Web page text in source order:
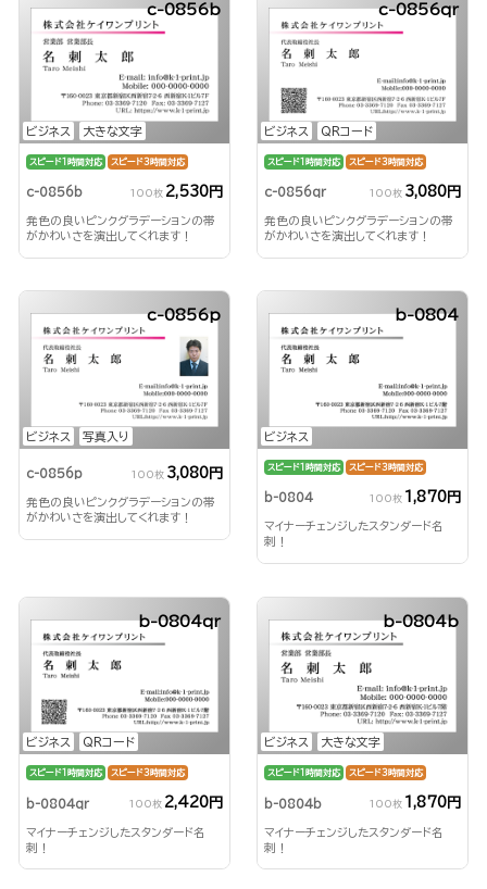
ビジネス 大きな文字
c-0856b
スピード1時間対応 スピード3時間対応
c-0856b 100枚 2,530円
発色の良いピンクグラデーションの帯
がかわいさを演出してくれます！
ビジネス QRコード
c-0856qr
スピード1時間対応 スピード3時間対応
c-0856qr 100枚 3,080円
発色の良いピンクグラデーションの帯
がかわいさを演出してくれます！
ビジネス 写真入り
c-0856p
c-0856p 100枚 3,080円
発色の良いピンクグラデーションの帯
がかわいさを演出してくれます！
ビジネス
b-0804
スピード1時間対応 スピード3時間対応
b-0804 100枚 1,870円
マイナーチェンジしたスタンダード名
刺！
ビジネス QRコード
b-0804qr
スピード1時間対応 スピード3時間対応
b-0804qr 100枚 2,420円
マイナーチェンジしたスタンダード名
刺！
ビジネス 大きな文字
b-0804b
スピード1時間対応 スピード3時間対応
b-0804b 100枚 1,870円
マイナーチェンジしたスタンダード名
刺！